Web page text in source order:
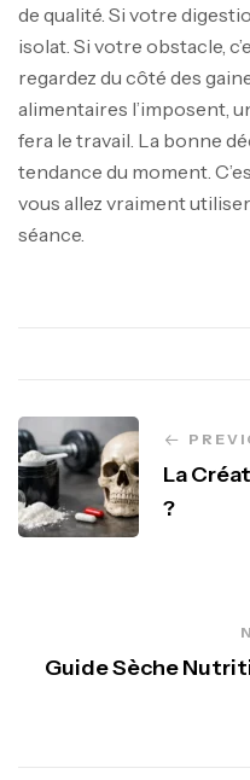
de qualité. Si votre
isolat. Si votre obstacle,
regardez du côté des
alimentaires l’imposent,
fera le travail. La bonne
tendance du moment.
vous allez vraiment
séance.
La
?
Guide Sèche